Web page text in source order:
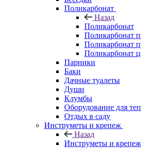
Поликарбонат
Назад
Поликарбонат
Поликарбонат
Поликарбонат
Поликарбонат
Парники
Баки
Дачные туалеты
Души
Клумбы
Оборудование для
Отдых в саду
Инструметы и крепеж
Назад
Инструметы и крепеж